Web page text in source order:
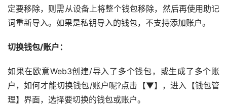
定要移除，则需从设备上将整个钱包移除，然后再使用助记
词重新导入。如果是私钥导入的钱包，不支持添加账户。
切换钱包/账户：
如果在欧意Web3创建/导入了多个钱包，或生成了多个账
户，如何才能切换钱包/账户呢?点击【▼】，进入【钱包管
理】界面，选择要切换的钱包或账户。